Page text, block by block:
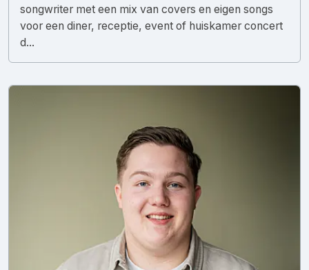
songwriter met een mix van covers en eigen songs
voor een diner, receptie, event of huiskamer concert
d...